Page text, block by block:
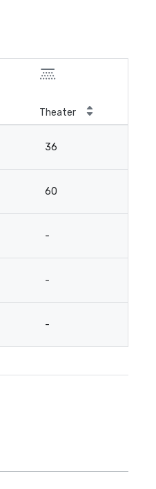
Theater
36
60
-
-
-